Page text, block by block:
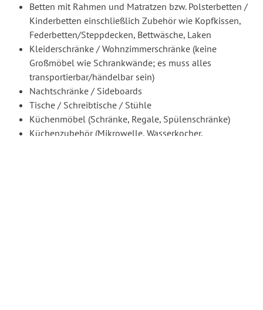
Betten mit Rahmen und Matratzen bzw. Polsterbetten /
Kinderbetten einschließlich Zubehör wie Kopfkissen,
Federbetten/Steppdecken, Bettwäsche, Laken
Kleiderschränke / Wohnzimmerschränke (keine
Großmöbel wie Schrankwände; es muss alles
transportierbar/händelbar sein)
Nachtschränke / Sideboards
Tische / Schreibtische / Stühle
Küchenmöbel (Schränke, Regale, Spülenschränke)
Küchenzubehör (Mikrowelle, Wasserkocher,